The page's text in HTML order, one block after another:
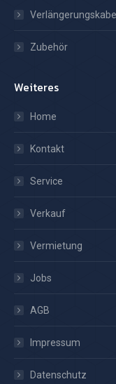
Zubehör
Weiteres
Home
Kontakt
Service
Verkauf
Vermietung
Jobs
AGB
Impressum
Datenschutz